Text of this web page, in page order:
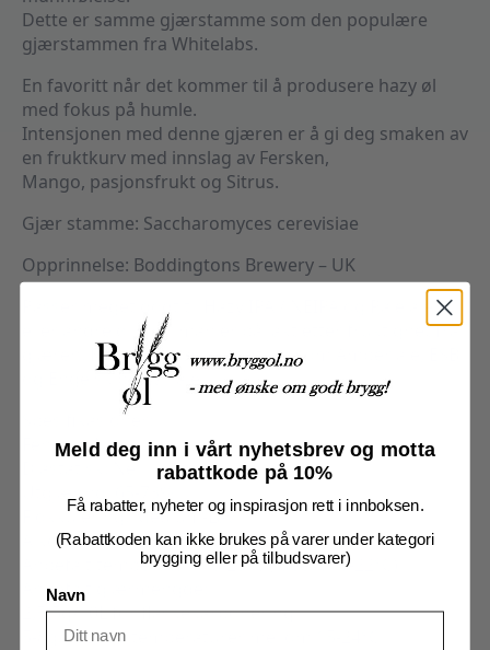
Dette er samme gjærstamme som den populære
gjærstammen fra Whitelabs.
En favoritt når det kommer til å produsere hazy øl
med fokus på humle.
Intensjonen med denne gjæren er å gi deg smaken av
en fruktkurv med innslag av Fersken,
Mango, pasjonsfrukt og Sitrus.
Gjær stamme: Saccharomyces cerevisiae
Opprinnelse: Boddingtons Brewery – UK
Passer meget godt til Hazy IPA / NEIPA og Pale ale,
eller andre øl hvor man er på jakt etter fruktighet fra
gjæren. Kan også passe godt i øl som Amber ale, ESB
og Engelsk brown ale.
Spesifikasjoner:
Fenolsk: Nei
Diastatisk: Nei
Utgjæring: 65-73%
Flokkulering: Medium-Lav
Alkoholtoleranse: Medium-Høy (10-11%)
Anbefalt temperatur: 16-23°C (ideellt 18-22°C)
Anbefalt gjærmengde:
2,5-5g/10L for flaskekarbonering
5-8g/10L ved temperaturer mellom 15-24°C
Meld deg inn i vårt nyhetsbrev og motta
rabattkode på 10%
Få rabatter, nyheter og inspirasjon rett i innboksen.
(Rabattkoden kan ikke brukes på varer under kategori
brygging eller på tilbudsvarer)
Navn